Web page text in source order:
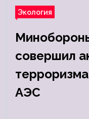
Экология
совершил
АЭС